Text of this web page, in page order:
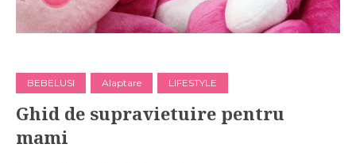
BEBELUSI Alaptare LIFESTYLE
Ghid de supravietuire pentru
mami